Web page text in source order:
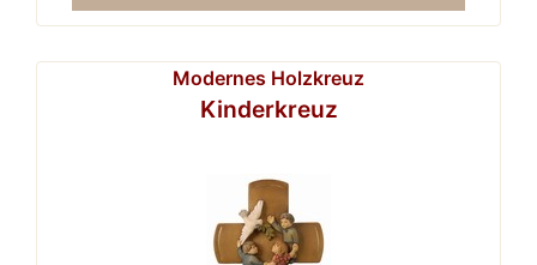
Modernes Holzkreuz
Kinderkreuz